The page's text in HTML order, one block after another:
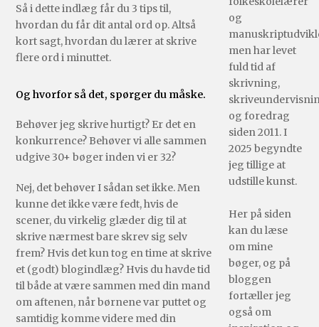
Så i dette indlæg får du 3 tips til,
hvordan du får dit antal ord op. Altså
kort sagt, hvordan du lærer at skrive
flere ord i minuttet.
Og hvorfor så det, spørger du måske.
Behøver jeg skrive hurtigt? Er det en
konkurrence? Behøver vi alle sammen
udgive 30+ bøger inden vi er 32?
Nej, det behøver I sådan set ikke. Men
kunne det ikke være fedt, hvis de
scener, du virkelig glæder dig til at
skrive nærmest bare skrev sig selv
frem? Hvis det kun tog en time at skrive
et (godt) blogindlæg? Hvis du havde tid
til både at være sammen med din mand
om aftenen, når børnene var puttet og
samtidig komme videre med din
og
men har levet
fuld tid af
skrivning,
og foredrag
siden 2011. I
2025 begyndte
jeg tillige at
udstille kunst.
Her på siden
kan du læse
om mine
bøger, og på
bloggen
fortæller jeg
også om